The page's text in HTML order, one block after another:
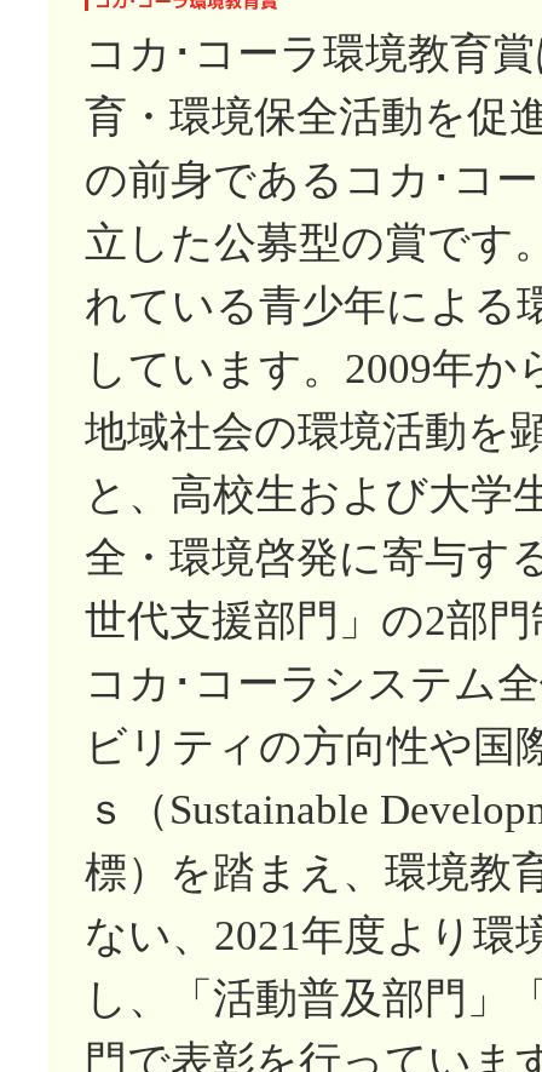
コカ･コーラ環境教育
育・環境保全活動を促
の前身であるコカ･コ
立した公募型の賞です
れている青少年による
しています。2009年
地域社会の環境活動を
と、高校生および大学
全・環境啓発に寄与す
世代支援部門」の2部
コカ･コーラシステム
ビリティの方向性や国
ｓ（Sustainable
標）を踏まえ、環境教
ない、2021年度より環
し、「活動普及部門」
門で表彰を行っていま